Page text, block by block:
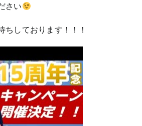
さい
ちしております！！！